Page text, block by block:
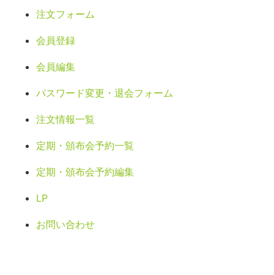
注文フォーム
会員登録
会員編集
パスワード変更・退会フォーム
注文情報一覧
定期・頒布会予約一覧
定期・頒布会予約編集
LP
お問い合わせ